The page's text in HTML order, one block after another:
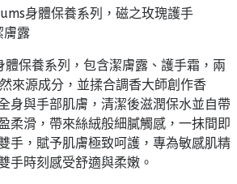
身體保養系列，磁之玫瑰護手
膚露
保養系列，包含潔膚露、護手霜，兩
來源成分，並揉合調香大師創作香
身與手部肌膚，清潔後滋潤保水並自帶
柔滑，帶來絲絨般細膩觸感，一抹間即
手，賦予肌膚極致呵護，專為敏感肌精
手時刻感受舒適與柔嫩。